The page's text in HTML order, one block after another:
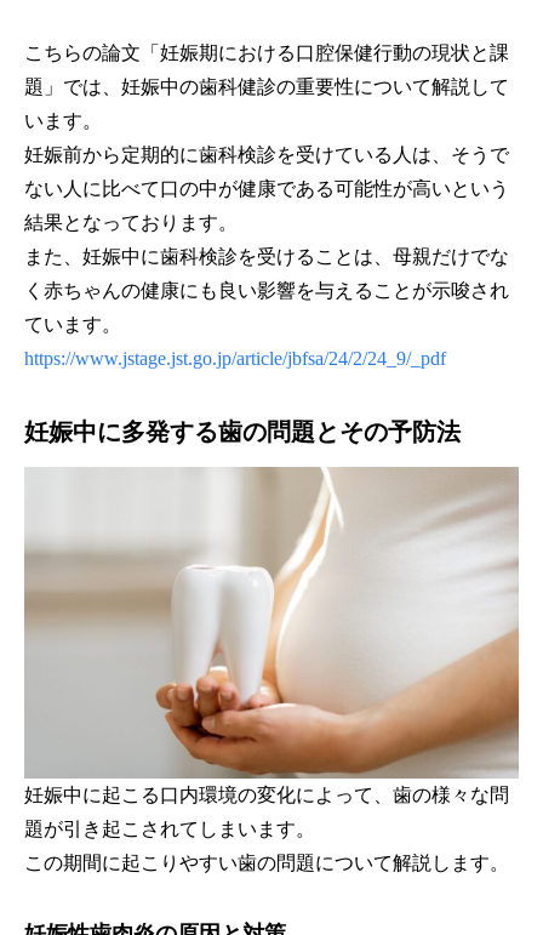
こちらの論文「妊娠期における口腔保健行動の現状と課
題」では、妊娠中の歯科健診の重要性について解説して
います。
妊娠前から定期的に歯科検診を受けている人は、そうで
ない人に比べて口の中が健康である可能性が高いという
結果となっております。
また、妊娠中に歯科検診を受けることは、母親だけでな
く赤ちゃんの健康にも良い影響を与えることが示唆され
ています。
https://www.jstage.jst.go.jp/article/jbfsa/24/2/24_9/_pdf
妊娠中に多発する歯の問題とその予防法
妊娠中に起こる口内環境の変化によって、歯の様々な問
題が引き起こされてしまいます。
この期間に起こりやすい歯の問題について解説します。